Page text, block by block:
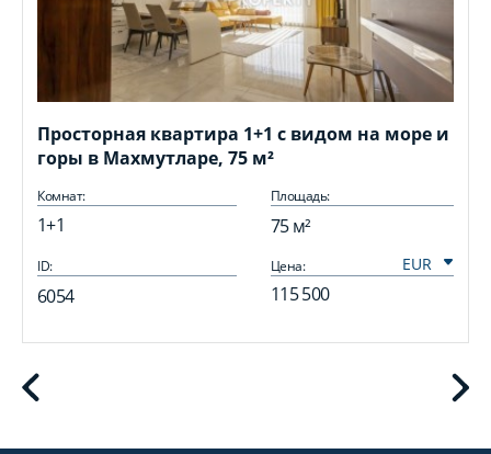
Просторная квартира 1+1 с видом на море и
горы в Махмутларе, 75 м²
Комнат:
1+1
Площадь:
75 м²
ID:
6054
Цена:
115 500